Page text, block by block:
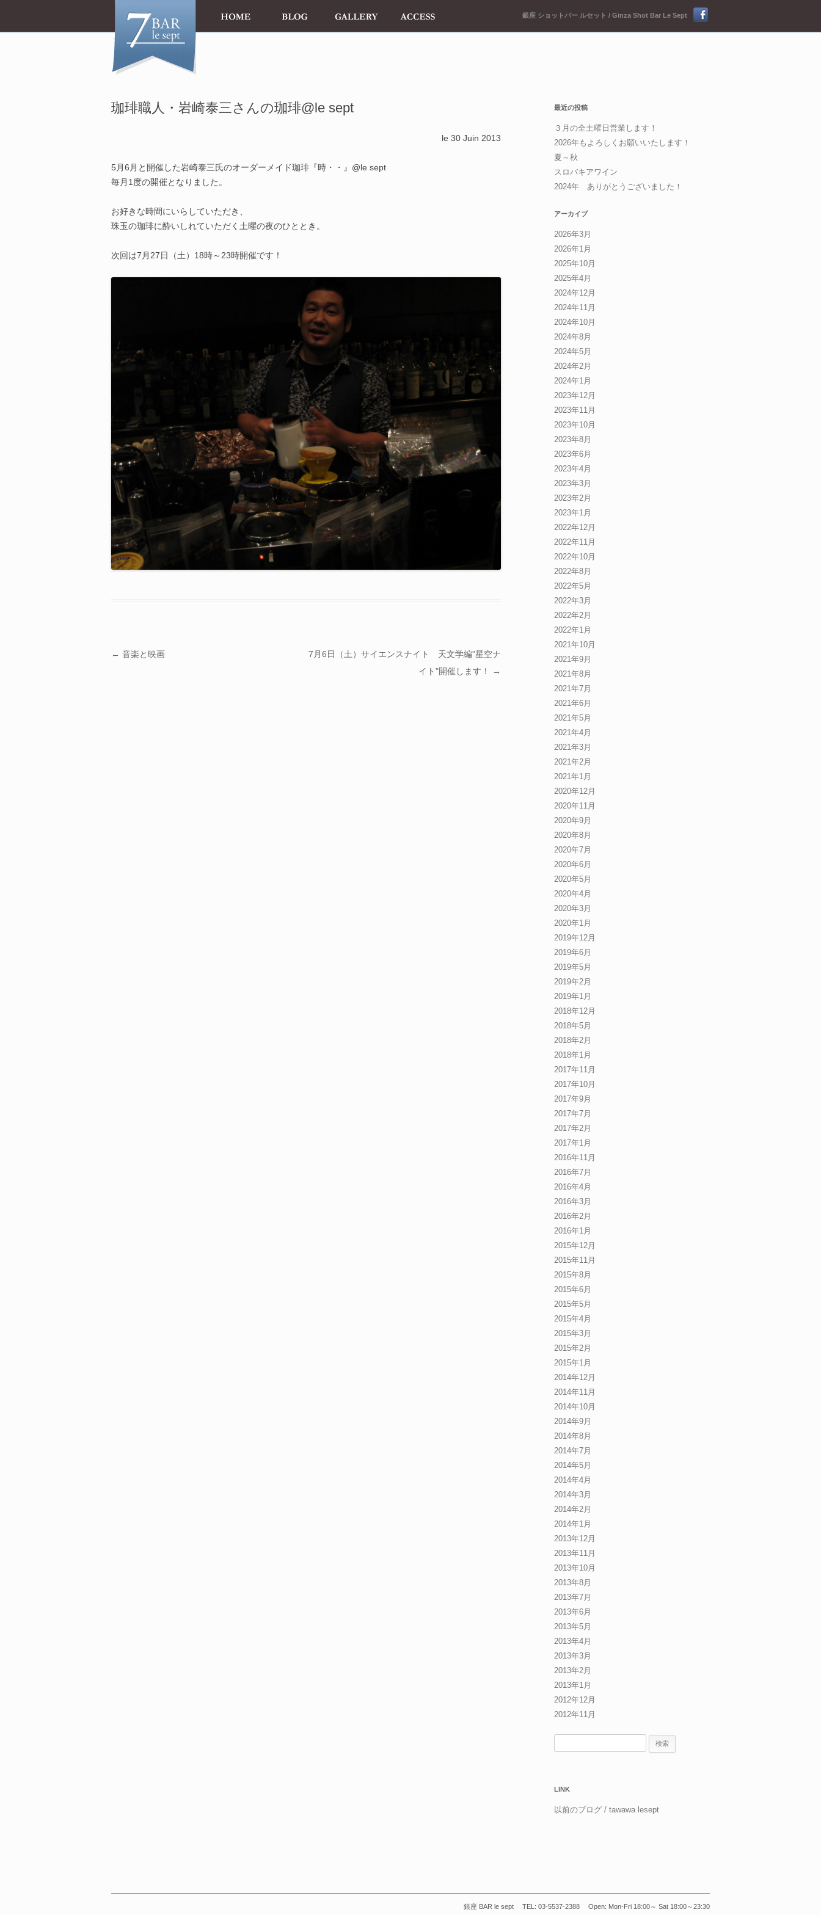
銀座 ショットバー ルセット / Ginza Shot Bar Le Sept
珈琲職人・岩崎泰三さんの珈琲@le sept
le 30 Juin 2013
5月6月と開催した岩崎泰三氏のオーダーメイド珈琲『時・・ 』@le sept
毎月1度の開催となりました。
お好きな時間にいらしていただき、
珠玉の珈琲に酔いしれていただく土曜の夜のひととき。
次回は7月27日（土）18時～23時開催です！
投稿ナビゲーション
← 音楽と映画
7月6日（土）サイエンスナイト 天文学編”星空ナ
イト”開催します！
→
最近の投稿
３月の全土曜日営業します！
2026年もよろしくお願いいたします！
夏～秋
スロバキアワイン
2024年 ありがとうございました！
アーカイブ
2026年3月
2026年1月
2025年10月
2025年4月
2024年12月
2024年11月
2024年10月
2024年8月
2024年5月
2024年2月
2024年1月
2023年12月
2023年11月
2023年10月
2023年8月
2023年6月
2023年4月
2023年3月
2023年2月
2023年1月
2022年12月
2022年11月
2022年10月
2022年8月
2022年5月
2022年3月
2022年2月
2022年1月
2021年10月
2021年9月
2021年8月
2021年7月
2021年6月
2021年5月
2021年4月
2021年3月
2021年2月
2021年1月
2020年12月
2020年11月
2020年9月
2020年8月
2020年7月
2020年6月
2020年5月
2020年4月
2020年3月
2020年1月
2019年12月
2019年6月
2019年5月
2019年2月
2019年1月
2018年12月
2018年5月
2018年2月
2018年1月
2017年11月
2017年10月
2017年9月
2017年7月
2017年2月
2017年1月
2016年11月
2016年7月
2016年4月
2016年3月
2016年2月
2016年1月
2015年12月
2015年11月
2015年8月
2015年6月
2015年5月
2015年4月
2015年3月
2015年2月
2015年1月
2014年12月
2014年11月
2014年10月
2014年9月
2014年8月
2014年7月
2014年5月
2014年4月
2014年3月
2014年2月
2014年1月
2013年12月
2013年11月
2013年10月
2013年8月
2013年7月
2013年6月
2013年5月
2013年4月
2013年3月
2013年2月
2013年1月
2012年12月
2012年11月
LINK
以前のブログ / tawawa lesept
銀座 BAR le sept TEL: 03-5537-2388 Open: Mon-Fri 18:00～ Sat 18:00～23:30